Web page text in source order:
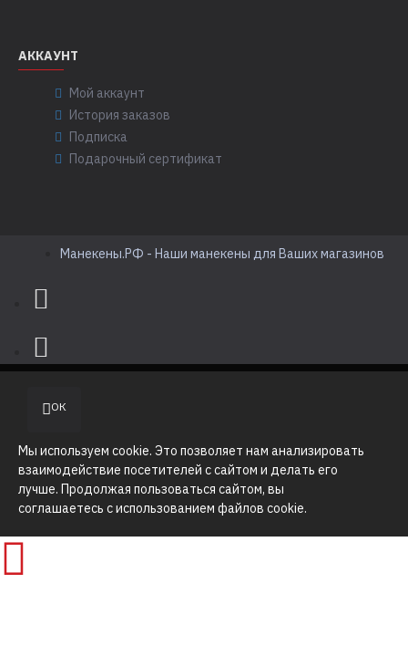
АККАУНТ
Мой аккаунт
История заказов
Подписка
Подарочный сертификат
Манекены.РФ - Наши манекены для Ваших магазинов
ОК
Мы используем cookie. Это позволяет нам анализировать
взаимодействие посетителей с сайтом и делать его
лучше. Продолжая пользоваться сайтом, вы
соглашаетесь с использованием файлов cookie.